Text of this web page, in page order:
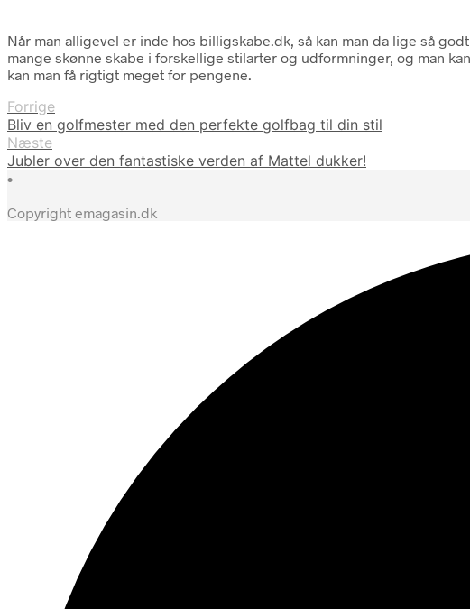
Når man alligevel er inde hos billigskabe.dk, så kan man da lige så
mange skønne skabe i forskellige stilarter og udformninger, og man
kan man få rigtigt meget for pengene.
Forrige
Bliv en golfmester med den perfekte golfbag til din stil
Næste
Jubler over den fantastiske verden af Mattel dukker!
•
Copyright emagasin.dk